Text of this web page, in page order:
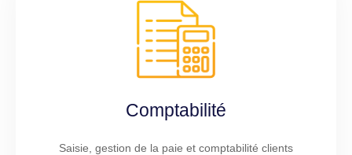
Comptabilité
Saisie, gestion de la paie et comptabilité clients